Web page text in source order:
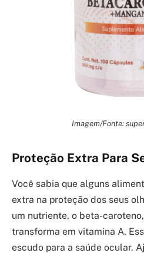
Imagem/Fonte:
Proteção Extra Para
Você sabia que alguns
extra na proteção dos seus
um nutriente, o beta-
transforma em vitamina A.
escudo para a saúde ocular.